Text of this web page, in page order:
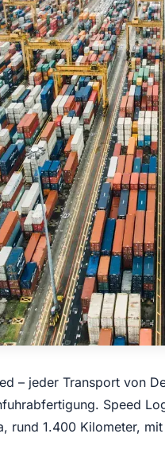
– jeder Transport von
Speed
rund 1.400 Kilometer,